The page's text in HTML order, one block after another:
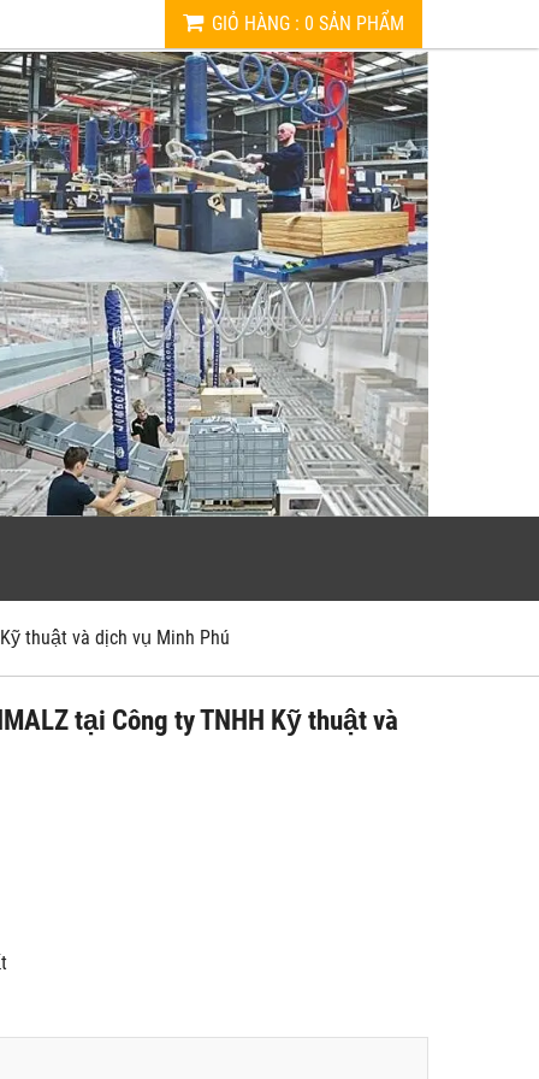
GIỎ HÀNG : 0 SẢN PHẨM
thuật và dịch vụ Minh Phú
tại Công ty TNHH Kỹ thuật và